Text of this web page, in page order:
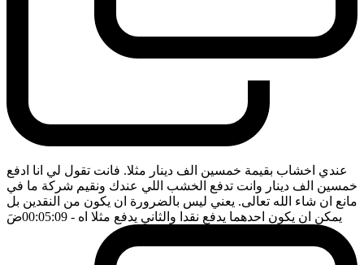
عندي اخشاب بقيمة خمسين الف دينار مثلا. فانت تقول لي انا ادفع
خمسين الف دينار وانت تدفع الخشب اللي عندك ونقيم شركة ما في
مانع ان شاء الله تعالى. يعني ليس بالضرورة ان يكون من النقدين بل
يمكن ان يكون احدهما يدفع نقدا والثاني يدفع مثلا اه - 00:05:09 ضَ